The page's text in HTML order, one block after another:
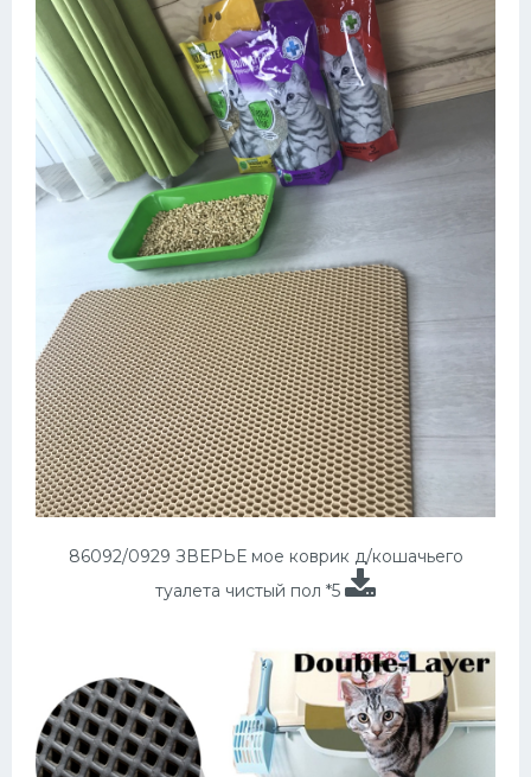
86092/0929 ЗВЕРЬЕ мое коврик д/кошачьего
туалета чистый пол *5